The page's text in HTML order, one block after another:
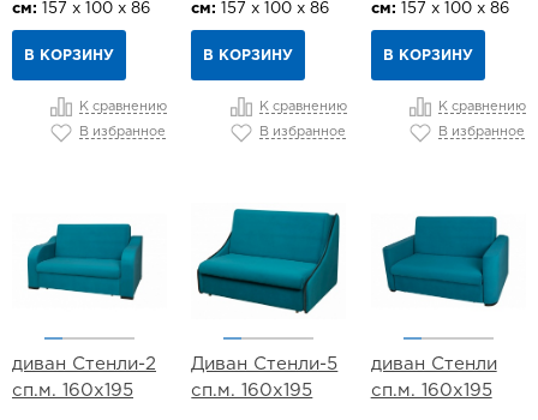
см: 157 х 100 х 86
В КОРЗИНУ
К сравнению
В избранное
см:
157 х 100 х 86
В КОРЗИНУ
К сравнению
В избранное
см: 157 х 100 х 86
В КОРЗИНУ
К сравнению
В избранное
диван Стенли-2
сп.м. 160х195
Диван Стенли-5
сп.м. 160х195
диван Стенли
сп.м. 160х195